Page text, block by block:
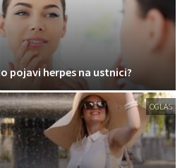
pojavi herpes na ustnici?
OGLAS